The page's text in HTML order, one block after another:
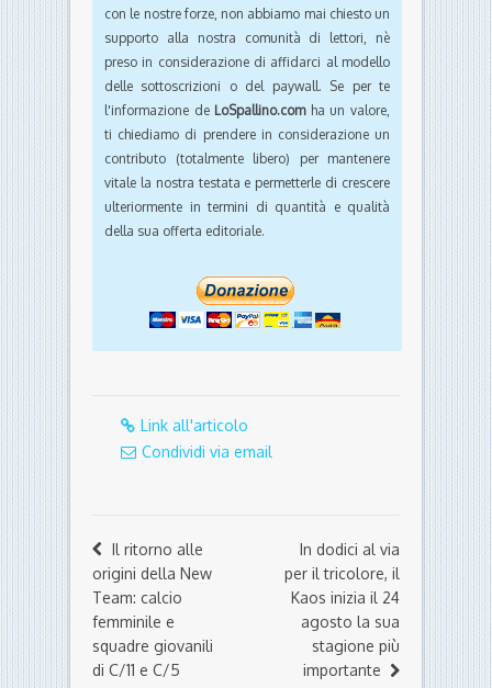
con le nostre forze, non abbiamo mai chiesto un
supporto alla nostra comunità di lettori, nè
preso in considerazione di affidarci al modello
delle sottoscrizioni o del paywall. Se per te
l'informazione de LoSpallino.comha un valore,
ti chiediamo di prendere in considerazione un
contributo (totalmente libero) per mantenere
vitale la nostra testata e permetterle di crescere
ulteriormente in termini di quantità e qualità
della sua offerta editoriale.
Link all'articolo
Condividi via email
Il ritorno alle
origini della New
Team: calcio
femminile e
squadre giovanili
di C/11 e C/5
In dodici al via
per il tricolore, il
Kaos inizia il 24
agosto la sua
stagione più
importante